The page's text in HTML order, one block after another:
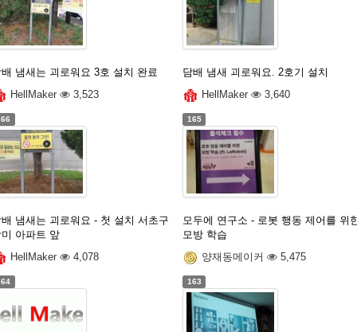
배 냄새는 괴로워요 3호 설치 완료
HellMaker
3,523
담배 냄새 괴로워요. 2호기 설치
HellMaker
3,640
배 냄새는 괴로워요 - 첫 설치 서초구
미 아파트 앞
HellMaker
4,078
165
모두에 연구소 - 로봇 행동 제어를 위
모방 학습
양재동메이커
5,475
163